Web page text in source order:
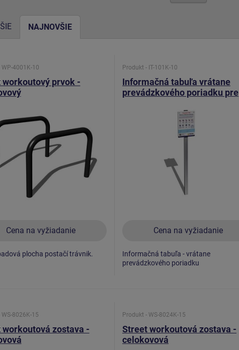
NAJNOVŠIE
WP-4001K-10
workoutový prvok -
Cena na vyžiadanie
plocha postačí trávnik.
Produkt - IT-101K-10
Informačná tabuľa vrátane
prevádzkového poriadku pre
Cena na vyžiadanie
Informačná tabuľa - vrátane
prevádzkového poriadku
WS-8026K-15
workoutová zostava -
Produkt - WS-8024K-15
Street workoutová zostava -
celokovová